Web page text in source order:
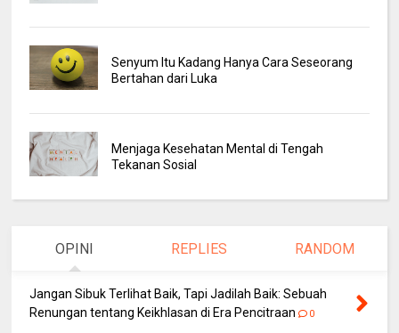
Senyum Itu Kadang Hanya Cara Seseorang
Bertahan dari Luka
Menjaga Kesehatan Mental di Tengah
Tekanan Sosial
OPINI REPLIES RANDOM
Jangan Sibuk Terlihat Baik, Tapi Jadilah Baik: Sebuah
Renungan tentang Keikhlasan di Era Pencitraan
0